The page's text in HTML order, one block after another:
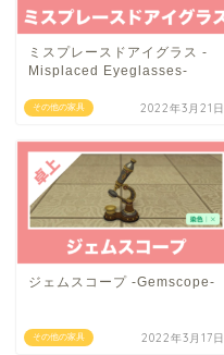
その他の家具
ミスプレースドアイグラス -
Misplaced Eyeglasses-
2022年3月21日
その他の家具
ジェムスコープ -Gemscope-
2022年3月17日